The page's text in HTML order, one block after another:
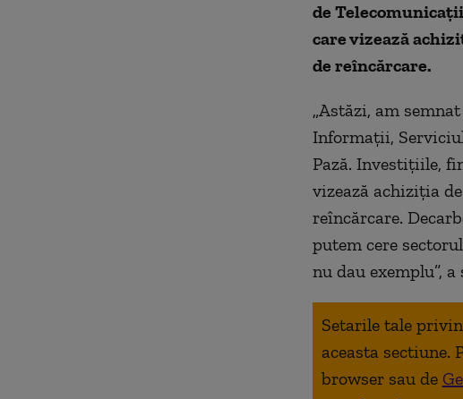
de Telecomunicaţii
care vizează
de reîncărcare.
„Astăzi, am
Informaţii,
Pază. Investiţiile,
vizează achiziţia
reîncărcare.
putem cere
nu dau exemplu”,
Setarile tale
aceasta sectiune.
browser sau de